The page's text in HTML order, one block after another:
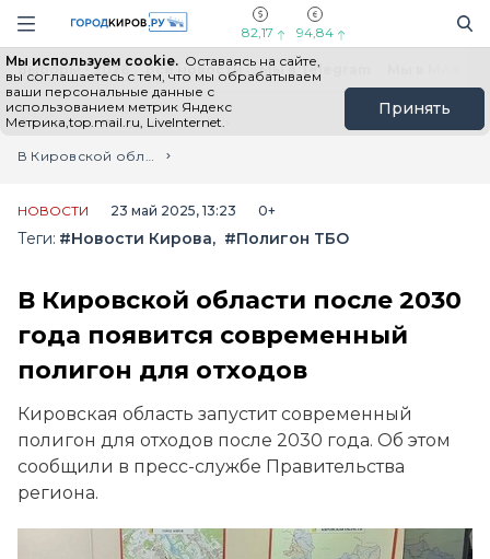
Навигация сайта
82,17 94,84
Мы используем cookie. Оставаясь на сайте,
вы соглашаетесь с тем, что мы обрабатываем
ваши персональные данные с
использованием метрик Яндекс
Метрика,top.mail.ru, LiveInternet.
Принять
Выборы - 2026 Все новости Мы в Telegram
Главная
Лента новостей
В Кировской области после 2030 года появится современный полигон для отходов
НОВОСТИ 23 май 2025, 13:23 0+
Теги: #Новости Кирова #Полигон ТБО
В Кировской области после 2030
года появится современный
полигон для отходов
Кировская область запустит современный
полигон для отходов после 2030 года. Об этом
сообщили в пресс-службе Правительства
региона.